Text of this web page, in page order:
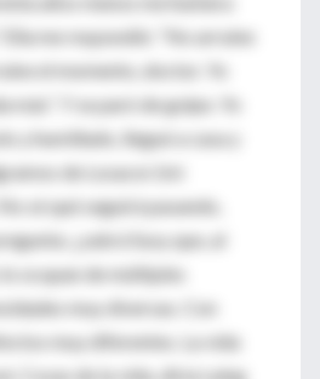
Ella me respondió: “No arruine
el momento, doctor. Yo
Y se paró de golpe. Yo
y humillado, llegué a casa y
de Losacor (mi
sé qué seguirá pasando,
¿sabrá Susy que, al
ocupan de múltiples
muy diversas. Con
muy diferentes. La vida